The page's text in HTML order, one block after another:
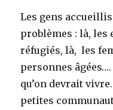
Les gens
problèmes : là, les
réfugiés, là, les
personnes âgées….
qu’on devrait
petites